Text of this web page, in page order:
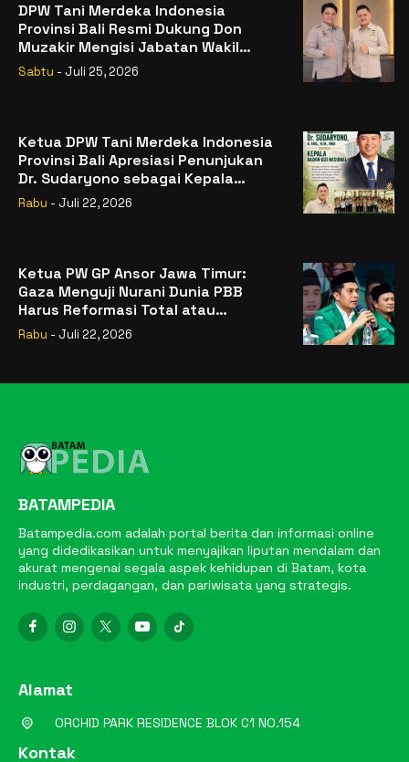
DPW Tani Merdeka Indonesia
Provinsi Bali Resmi Dukung Don
Muzakir Mengisi Jabatan Wakil
Menteri Pertanian RI
Sabtu - Juli 25, 2026
Ketua DPW Tani Merdeka Indonesia
Provinsi Bali Apresiasi Penunjukan
Dr. Sudaryono sebagai Kepala
Badan Gizi Nasional
Rabu - Juli 22, 2026
Ketua PW GP Ansor Jawa Timur:
Gaza Menguji Nurani Dunia PBB
Harus Reformasi Total atau
Kehilangan Legitimasi
Rabu - Juli 22, 2026
BATAMPEDIA
Batampedia.com adalah portal berita dan informasi online
yang didedikasikan untuk menyajikan liputan mendalam dan
akurat mengenai segala aspek kehidupan di Batam, kota
industri, perdagangan, dan pariwisata yang strategis.
Alamat
ORCHID PARK RESIDENCE BLOK C1 NO.154
Kontak